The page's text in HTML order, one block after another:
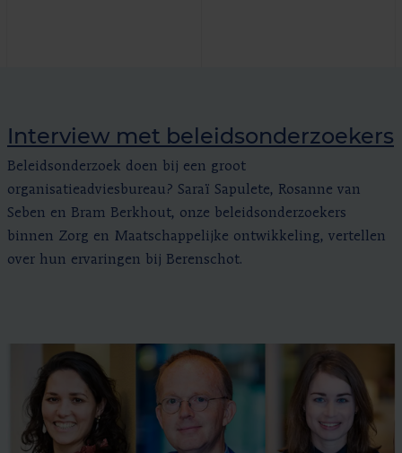
Interview met beleidsonderzoekers
Beleidsonderzoek doen bij een groot
organisatieadviesbureau? Saraï Sapulete, Rosanne van
Seben en Bram Berkhout, onze beleidsonderzoekers
binnen Zorg en Maatschappelijke ontwikkeling, vertellen
over hun ervaringen bij Berenschot.